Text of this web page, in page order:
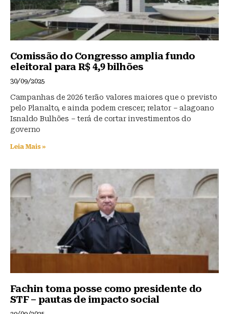
Comissão do Congresso amplia fundo
eleitoral para R$ 4,9 bilhões
30/09/2025
Campanhas de 2026 terão valores maiores que o previsto
pelo Planalto, e ainda podem crescer; relator – alagoano
Isnaldo Bulhões – terá de cortar investimentos do
governo
Leia Mais »
Fachin toma posse como presidente do
STF – pautas de impacto social